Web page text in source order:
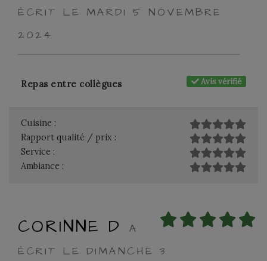
ÉCRIT LE MARDI 5 NOVEMBRE
2024
Avis vérifié
Repas entre collègues
Cuisine :
Rapport qualité / prix :
Service :
Ambiance :
CORINNE D
A
ÉCRIT LE DIMANCHE 3